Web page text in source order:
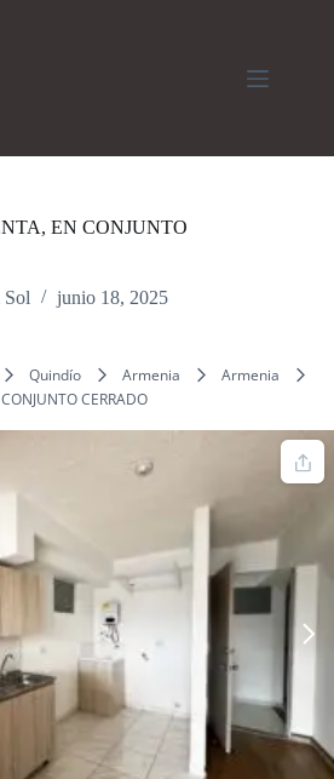
EN CONJUNTO
Sol junio 18, 2025
Quindío Armenia
Armenia
CERRADO